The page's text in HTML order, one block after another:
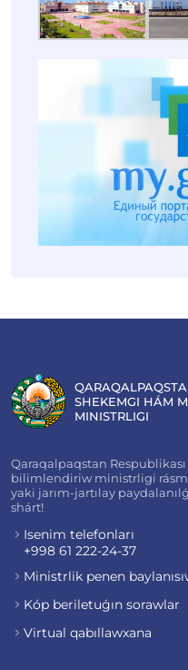
SHEKEMGI HÁM
MINISTRLIGI
Qaraqalpaqstan
bilimlendiriw ministrligi
yaki jarım-jartılay
shárt!
Isenim telefonları
+998 61 222-24-37
Ministrlik penen
Kóp beriletuǵın sorawlar
Virtual qabıllawxana